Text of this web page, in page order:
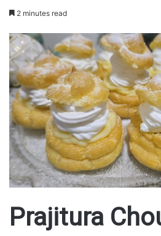
2 minutes read
Prajitura